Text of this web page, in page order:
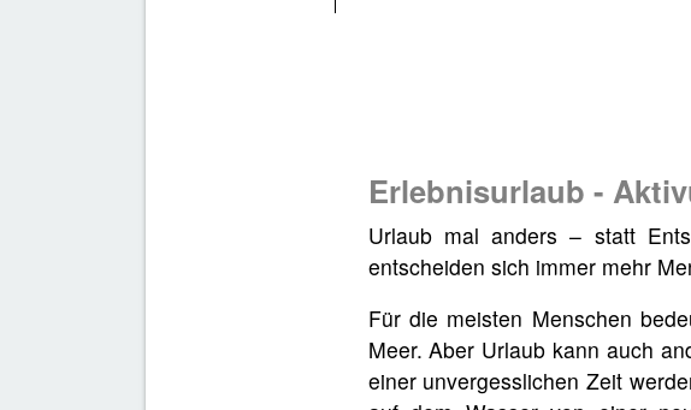
Erlebnisurlaub -
Urlaub mal anders – statt
entscheiden sich immer mehr
Für die meisten Menschen
Meer. Aber Urlaub kann auch
einer unvergesslichen Zeit